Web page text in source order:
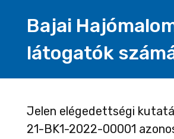
Bajai
látogatók
Oldal
1
Jelen elégedettségi
21-BK1-2022-00001